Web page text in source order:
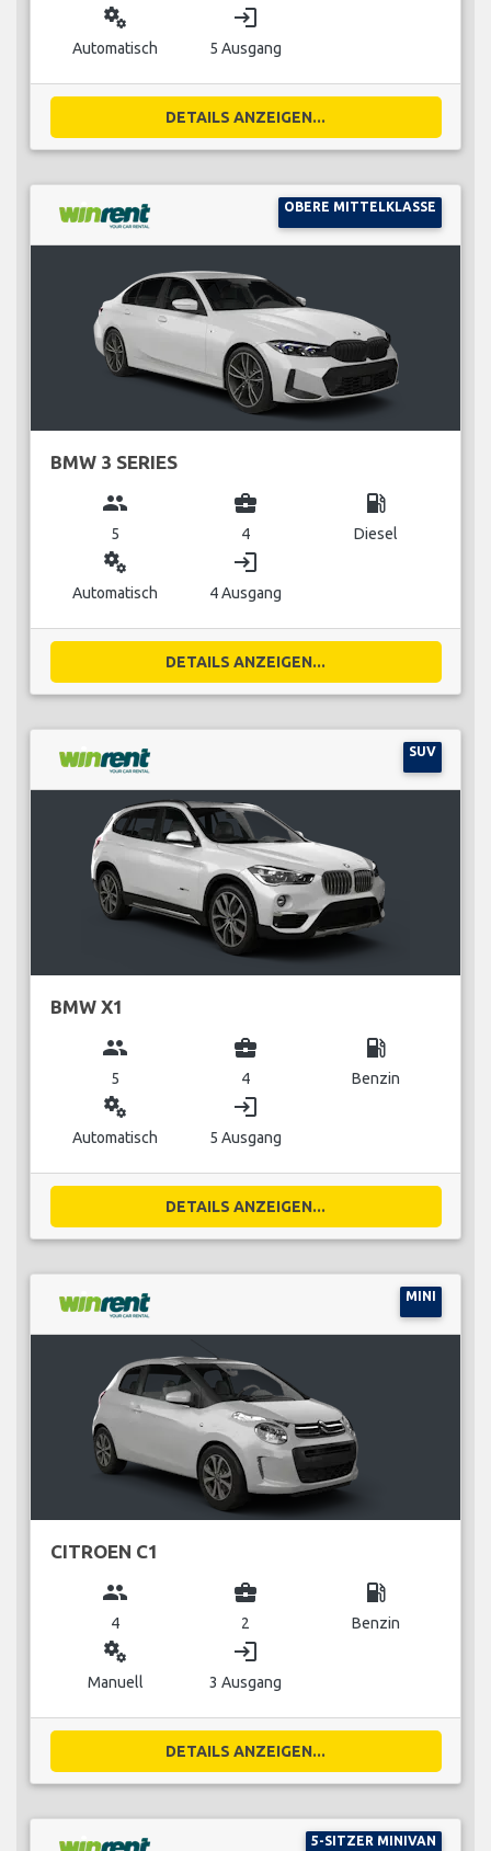
miscellaneous_services
Automatisch
login
5 Ausgang
DETAILS ANZEIGEN...
OBERE MITTELKLASSE
BMW 3 SERIES
group
5
business_center
4
local_gas_station
Diesel
miscellaneous_services
Automatisch
login
4 Ausgang
DETAILS ANZEIGEN...
SUV
BMW X1
group
5
business_center
4
local_gas_station
Benzin
miscellaneous_services
Automatisch
login
5 Ausgang
DETAILS ANZEIGEN...
MINI
CITROEN C1
group
4
business_center
2
local_gas_station
Benzin
miscellaneous_services
Manuell
login
3 Ausgang
DETAILS ANZEIGEN...
5-SITZER MINIVAN